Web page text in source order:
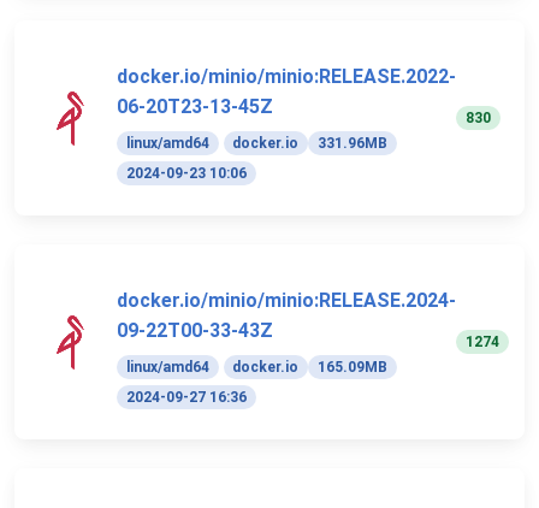
docker.io/minio/minio:RELEASE.2022-
06-20T23-13-45Z
linux/amd64 docker.io
331.96MB
2024-09-23 10:06
830
docker.io/minio/minio:RELEASE.2024-
09-22T00-33-43Z
linux/amd64 docker.io
165.09MB
2024-09-27 16:36
1274